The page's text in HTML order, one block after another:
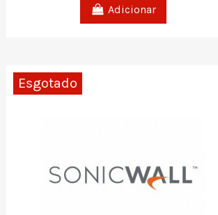
Adicionar
Esgotado